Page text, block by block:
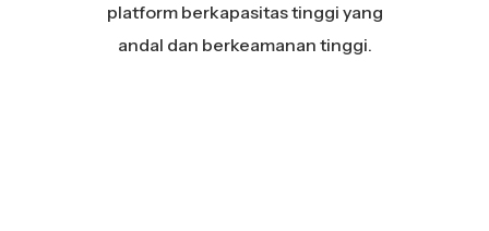
platform berkapasitas tinggi yang
andal dan berkeamanan tinggi.